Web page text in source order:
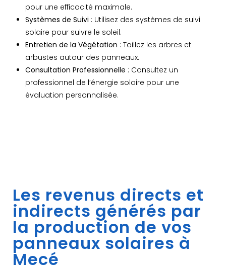
pour une efficacité maximale.
Systèmes de Suivi : Utilisez des systèmes de suivi
solaire pour suivre le soleil.
Entretien de la Végétation : Taillez les arbres et
arbustes autour des panneaux.
Consultation Professionnelle : Consultez un
professionnel de l’énergie solaire pour une
évaluation personnalisée.
Les revenus directs et
indirects générés par
la production de vos
panneaux solaires à
Mecé